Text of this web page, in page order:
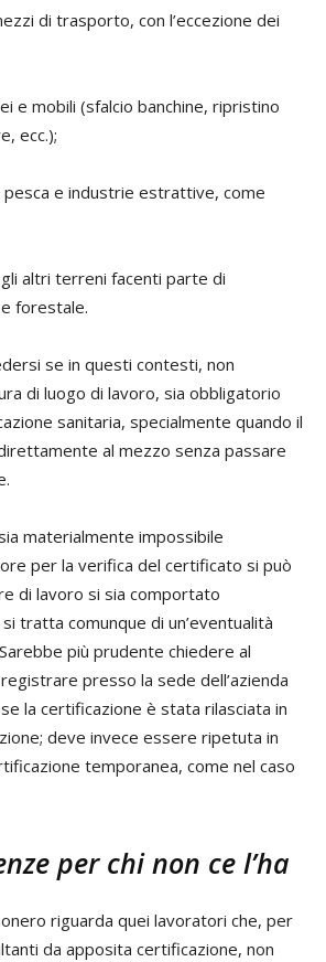
di trasporto, con l’eccezione dei
e mobili (sfalcio banchine, ripristino
ecc.);
pesca e industrie estrattive, come
altri terreni facenti parte di
e forestale.
se in questi contesti, non
di luogo di lavoro, sia obbligatorio
sanitaria, specialmente quando il
al mezzo senza passare
materialmente impossibile
per la verifica del certificato si può
di lavoro si sia comportato
tratta comunque di un’eventualità
più prudente chiedere al
presso la sede dell’azienda
la certificazione è stata rilasciata in
deve invece essere ripetuta in
temporanea, come nel caso
per chi non ce l’ha
riguarda quei lavoratori che, per
da apposita certificazione, non